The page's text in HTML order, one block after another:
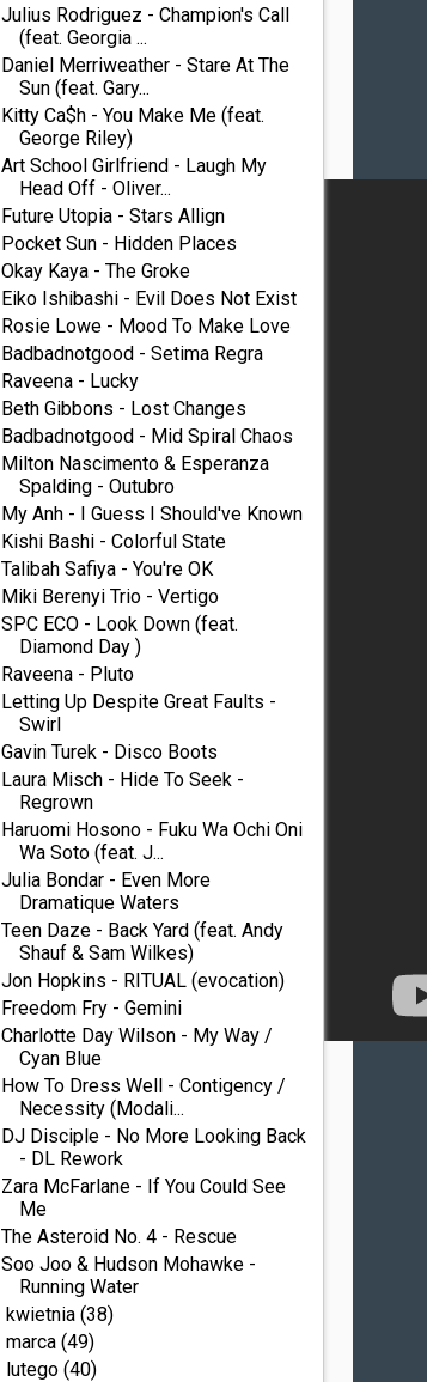
Julius Rodriguez - Champion's Call
(feat. Georgia ...
Daniel Merriweather - Stare At The
Sun (feat. Gary...
Kitty Ca$h - You Make Me (feat.
George Riley)
Art School Girlfriend - Laugh My
Head Off - Oliver...
Future Utopia - Stars Allign
Pocket Sun - Hidden Places
Okay Kaya - The Groke
Eiko Ishibashi - Evil Does Not Exist
Rosie Lowe - Mood To Make Love
Badbadnotgood - Setima Regra
Raveena - Lucky
Beth Gibbons - Lost Changes
Badbadnotgood - Mid Spiral Chaos
Milton Nascimento & Esperanza
Spalding - Outubro
My Anh - I Guess I Should've Known
Kishi Bashi - Colorful State
Talibah Safiya - You're OK
Miki Berenyi Trio - Vertigo
SPC ECO - Look Down (feat.
Diamond Day )
Raveena - Pluto
Letting Up Despite Great Faults -
Swirl
Gavin Turek - Disco Boots
Laura Misch - Hide To Seek -
Regrown
Haruomi Hosono - Fuku Wa Ochi Oni
Wa Soto (feat. J...
Julia Bondar - Even More
Dramatique Waters
Teen Daze - Back Yard (feat. Andy
Shauf & Sam Wilkes)
Jon Hopkins - RITUAL (evocation)
Freedom Fry - Gemini
Charlotte Day Wilson - My Way /
Cyan Blue
How To Dress Well - Contigency /
Necessity (Modali...
DJ Disciple - No More Looking Back
- DL Rework
Zara McFarlane - If You Could See
Me
The Asteroid No. 4 - Rescue
Soo Joo & Hudson Mohawke -
Running Water
kwietnia (38)
marca (49)
lutego (40)